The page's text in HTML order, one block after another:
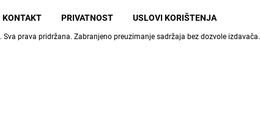
KONTAKT PRIVATNOST USLOVI KORIŠTENJA
. Sva prava pridržana. Zabranjeno preuzimanje sadržaja bez dozvole izdavača.